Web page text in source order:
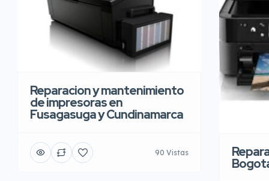
Reparacion y mantenimiento
de impresoras en
Fusagasuga y Cundinamarca
90 Vistas